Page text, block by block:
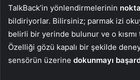
TalkBack’in yönlendirmelerinin nokta
bildiriyorlar. Bilirsiniz; parmak izi
belirli bir yerinde bulunur ve o kısmı
Özelliği gözü kapalı bir şekilde
sensörün üzerine dokunmayı